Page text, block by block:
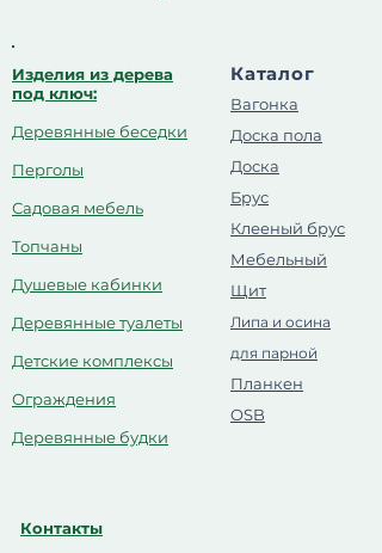
Каталог
Вагонка
Доска пола
Доска
Брус
Клееный брус
Мебельный
Щит
Липа и осина
для парной
Планкен
OSB
Изделия из дерева
под ключ:
Деревянные беседки
Перголы
Садовая мебель
Топчаны
Душевые кабинки
Деревянные туалеты
Детские комплексы
Ограждения
Деревянные будки
Контакты